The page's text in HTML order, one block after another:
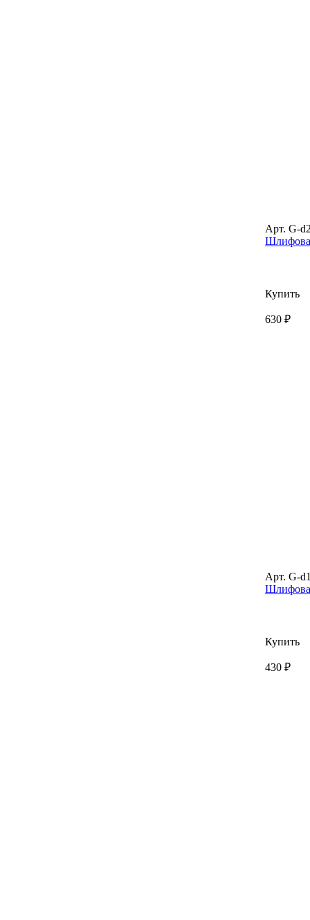
Арт. G-
Купить
630 ₽
Арт. G-
Купить
430 ₽